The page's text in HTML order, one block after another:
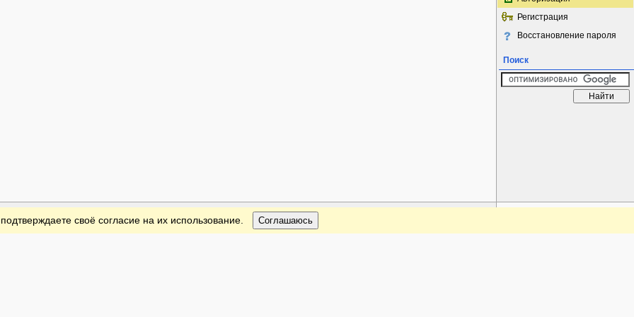
Регистрация
Восстановление пароля
Поиск
своё согласие на их использование. Соглашаюсь